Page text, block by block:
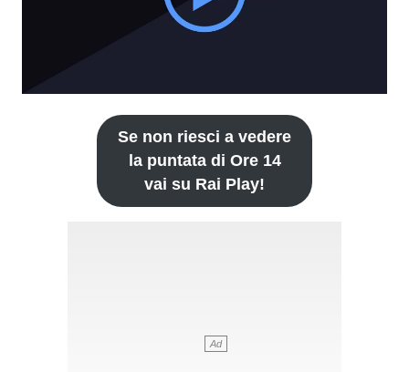
Se non riesci a vedere
la puntata di Ore 14
vai su Rai Play!